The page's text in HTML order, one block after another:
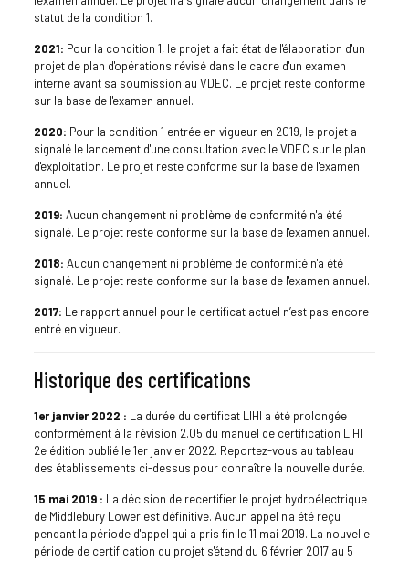
statut de la condition 1.
2021: Pour la condition 1, le projet a fait état de l'élaboration d'un
projet de plan d'opérations révisé dans le cadre d'un examen
interne avant sa soumission au VDEC. Le projet reste conforme
sur la base de l'examen annuel.
2020: Pour la condition 1 entrée en vigueur en 2019, le projet a
signalé le lancement d'une consultation avec le VDEC sur le plan
d'exploitation. Le projet reste conforme sur la base de l'examen
annuel.
2019: Aucun changement ni problème de conformité n'a été
signalé. Le projet reste conforme sur la base de l'examen annuel.
2018: Aucun changement ni problème de conformité n'a été
signalé. Le projet reste conforme sur la base de l'examen annuel.
2017: Le rapport annuel pour le certificat actuel n’est pas encore
entré en vigueur.
Historique des certifications
1er janvier 2022 : La durée du certificat LIHI a été prolongée
conformément à la révision 2.05 du manuel de certification LIHI
2e édition publié le 1er janvier 2022. Reportez-vous au tableau
des établissements ci-dessus pour connaître la nouvelle durée.
15 mai 2019 : La décision de recertifier le projet hydroélectrique
de Middlebury Lower est définitive. Aucun appel n'a été reçu
pendant la période d'appel qui a pris fin le 11 mai 2019. La nouvelle
période de certification du projet s'étend du 6 février 2017 au 5